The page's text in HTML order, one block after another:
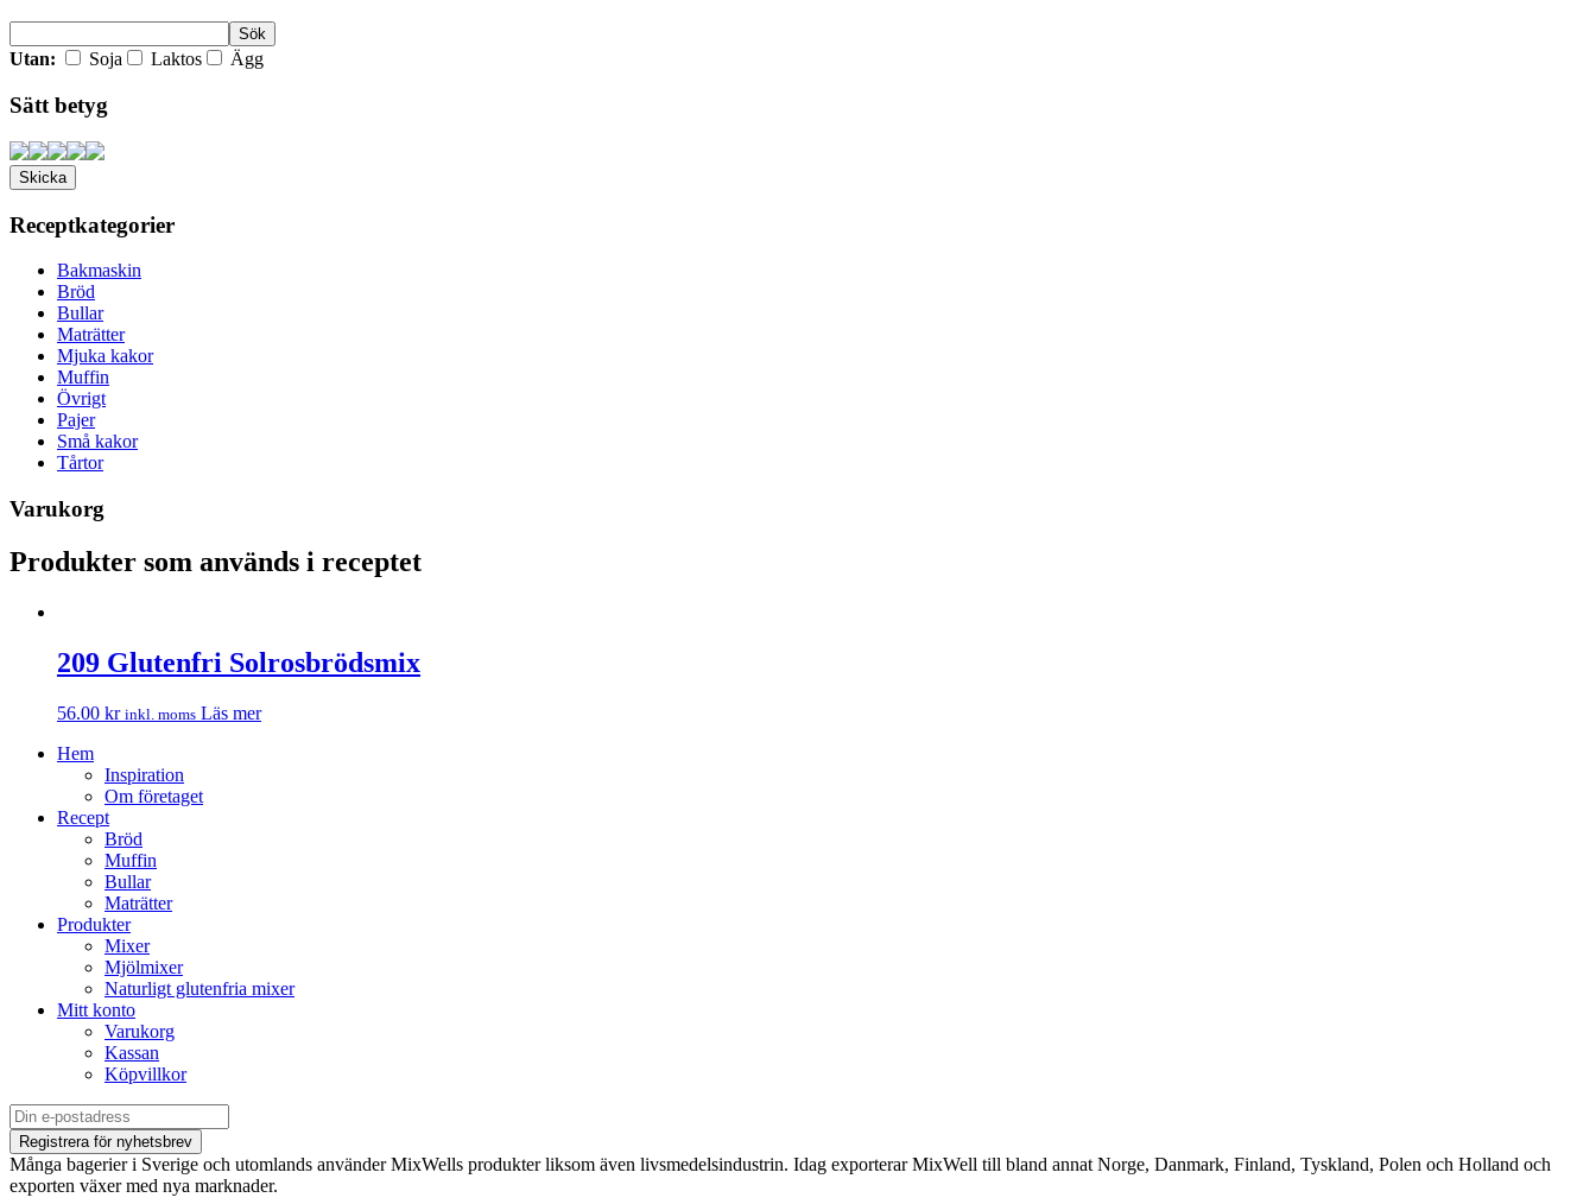
Utan: Soja Laktos Ägg
Sätt betyg
Receptkategorier
Bakmaskin
Bröd
Bullar
Maträtter
Mjuka kakor
Muffin
Övrigt
Pajer
Små kakor
Tårtor
Varukorg
Produkter som används i receptet
209 Glutenfri Solrosbrödsmix
56.00 kr inkl. moms Läs mer
Hem
Inspiration
Om företaget
Recept
Bröd
Muffin
Bullar
Maträtter
Produkter
Mixer
Mjölmixer
Naturligt glutenfria mixer
Mitt konto
Varukorg
Kassan
Köpvillkor
Många bagerier i Sverige och utomlands använder MixWells produkter liksom även livsmedelsindustrin. Idag exporterar MixWell till bland annat Norge, Danmark, Finland, Tyskland, Polen och Holland och
exporten växer med nya marknader.